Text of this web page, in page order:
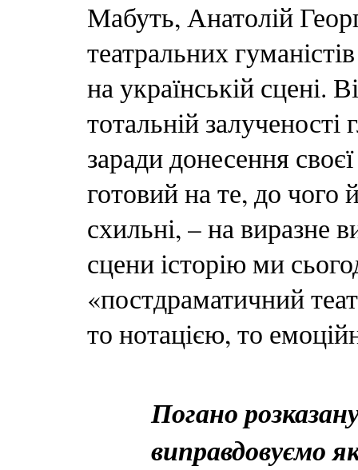
Мабуть, Анатолій
театральних
на українській сцені.
тотальній залученості
заради донесення
готовий на те, до чого
схильні, – на виразне
сцени історію ми
«постдраматичний
то нотацією, то
Погано
виправдовуємо